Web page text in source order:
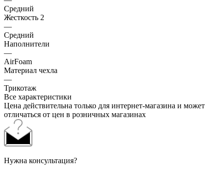
Средний
Жесткость 2
—
Средний
Наполнители
—
AirFoam
Материал чехла
—
Трикотаж
Все характеристики
Цена действительна только для интернет-магазина и может
отличаться от цен в розничных магазинах
Нужна консультация?